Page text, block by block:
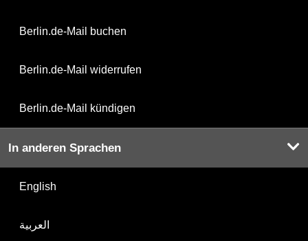
Berlin.de-Mail buchen
Berlin.de-Mail widerrufen
Berlin.de-Mail kündigen
In anderen Sprachen
English
العربية